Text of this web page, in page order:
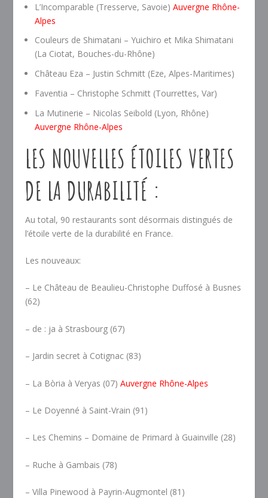
L’Incomparable (Tresserve, Savoie)Auvergne Rhône-
Alpes
Couleurs de Shimatani – Yuichiro et Mika Shimatani
(La Ciotat, Bouches-du-Rhône)
Château Eza – Justin Schmitt (Eze, Alpes-Maritimes)
Faventia – Christophe Schmitt (Tourrettes, Var)
La Mutinerie – Nicolas Seibold (Lyon, Rhône)
Auvergne Rhône-Alpes
LES NOUVELLES ÉTOILES VERTES
DE LA DURABILITÉ :
Au total, 90 restaurants sont désormais distingués de
l’étoile verte de la durabilité en France.
Les nouveaux:
– Le Château de Beaulieu-Christophe Duffosé à Busnes
(62)
– de : ja à Strasbourg (67)
– Jardin secret à Cotignac (83)
– La Bòria à Veryas (07)Auvergne Rhône-Alpes
– Le Doyenné à Saint-Vrain (91)
– Les Chemins – Domaine de Primard à Guainville (28)
– Ruche à Gambais (78)
– Villa Pinewood à Payrin-Augmontel (81)